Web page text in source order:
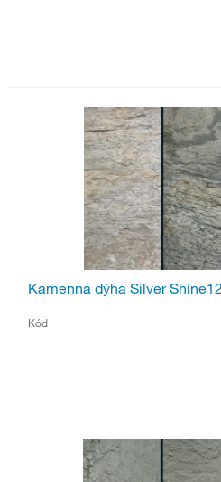
Kamenná dýha Silver
Kód